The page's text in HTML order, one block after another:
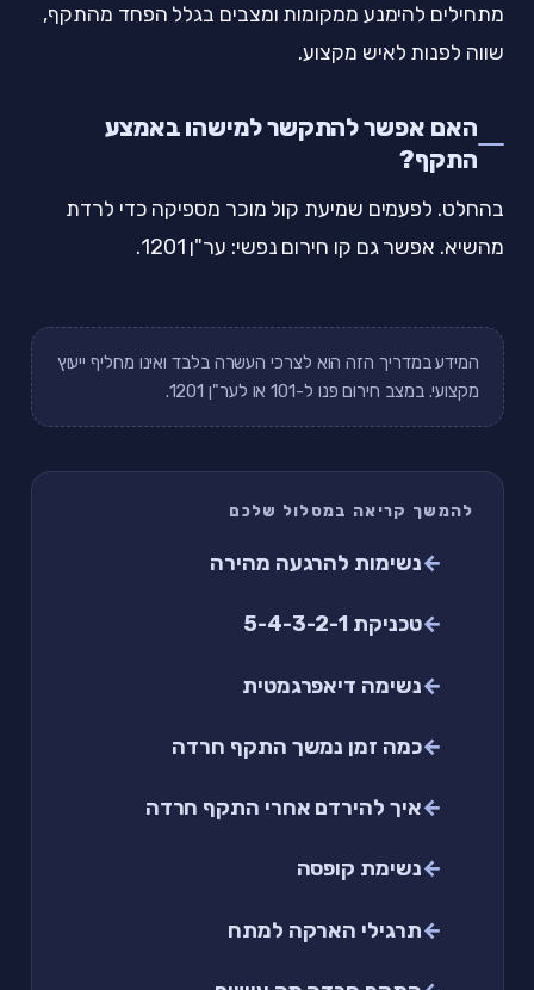
מתחילים להימנע ממקומות ומצבים בגלל הפחד מהתקף,
שווה לפנות לאיש מקצוע.
האם אפשר להתקשר למישהו באמצע
התקף?
בהחלט. לפעמים שמיעת קול מוכר מספיקה כדי לרדת
מהשיא. אפשר גם קו חירום נפשי: ער"ן 1201.
המידע במדריך הזה הוא לצרכי העשרה בלבד ואינו מחליף ייעוץ
מקצועי. במצב חירום פנו ל-101 או לער"ן 1201.
להמשך קריאה במסלול שלכם
נשימות להרגעה מהירה
טכניקת 5-4-3-2-1
נשימה דיאפרגמטית
כמה זמן נמשך התקף חרדה
איך להירדם אחרי התקף חרדה
נשימת קופסה
תרגילי הארקה למתח